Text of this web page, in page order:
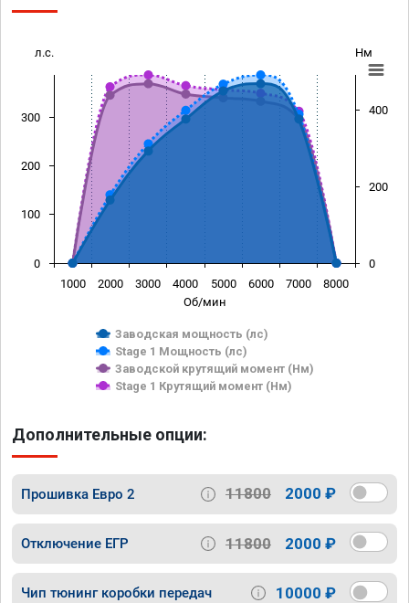
Об/мин
л.с. Нм
Заводская мощность (лс)
Stage 1 Мощность (лс)
Заводской крутящий момент (Нм)
Stage 1 Крутящий момент (Нм)
1000 2000 3000 4000 5000 6000 7000 8000
0
100
200
300
0
200
400
Дополнительные опции:
Прошивка Евро 2 11800 2000 ₽
Отключение ЕГР 11800 2000 ₽
Чип тюнинг коробки передач 10000 ₽